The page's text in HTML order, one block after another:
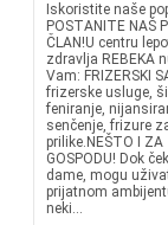
Iskoristite naše
POSTANITE NAŠ
ČLAN!U centru
zdravlja REBEKA
Vam: FRIZERSKI
frizerske usluge,
feniranje,
senčenje, frizure
prilike.NEŠTO I ZA
GOSPODU! Dok
dame, mogu
prijatnom
neki...